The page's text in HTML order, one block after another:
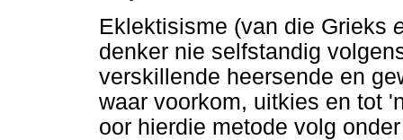
Eklektisisme (van die Grieks
denker nie selfstandig
verskillende heersende en
waar voorkom, uitkies en tot
oor hierdie metode volg